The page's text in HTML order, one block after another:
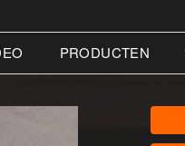
PRODUCTEN